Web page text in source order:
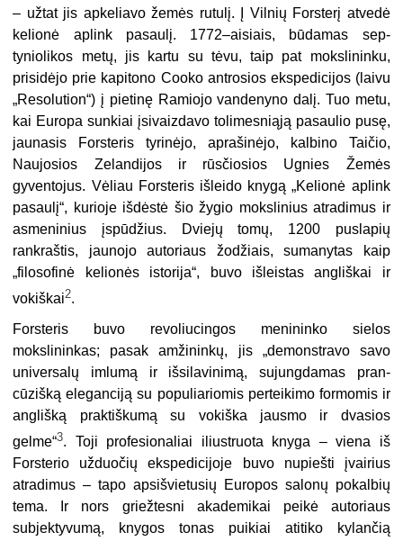
– užtat jis apkeliavo žemės rutulį. Į Vilnių Forsterį atvedė
kelionė aplink pasaulį. 1772–aisiais, būdamas sep­
tyniolikos metų, jis kartu su tėvu, taip pat mokslininku,
prisidėjo prie kapitono Cooko antrosios ekspedicijos (laivu
„Resolution“) į pietinę Ramiojo vandenyno dalį. Tuo metu,
kai Europa sunkiai įsivaizdavo tolimesniąją pasaulio pusę,
jau­nasis Forsteris tyrinėjo, aprašinėjo, kalbino Taičio,
Naujosios Zelandijos ir rūsčiosios Ugnies Žemės
gyventojus. Vėliau Forsteris išleido knygą „Kelionė aplink
pasaulį“, kurioje išdėstė šio žygio mokslinius atradimus ir
asmeninius įspūdžius. Dviejų tomų, 1200 puslapių
rankraštis, jaunojo autoriaus žodžiais, sumanytas kaip
„filosofinė kelionės istorija“, buvo išleistas angliškai ir
vokiškai2.
Forsteris buvo revoliucingos menininko sielos
mokslininkas; pasak amžinin­kų, jis „demonstravo savo
universalų imlumą ir išsilavinimą, sujungdamas pran­
cūzišką eleganciją su populiariomis perteikimo formomis ir
anglišką praktiš­kumą su vokiška jausmo ir dvasios
gelme“3. Toji profesionaliai iliustruota knyga – viena iš
Forsterio užduočių ekspedicijoje buvo nupiešti įvairius
atradimus – tapo apsišvietusių Europos salonų pokalbių
tema. Ir nors griežtesni akademikai peikė autoriaus
subjektyvumą, knygos tonas puikiai atitiko kylančią